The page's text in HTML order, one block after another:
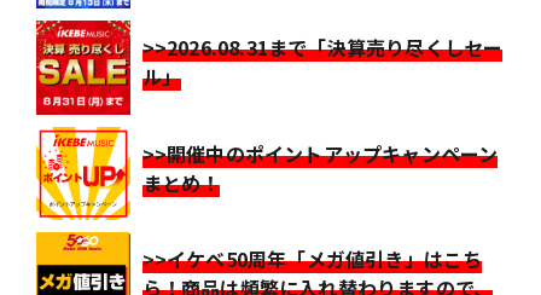
>>2026.08.31まで「決算売り尽くしセー
ル」
>>開催中のポイントアップキャンペーン
まとめ！
>>イケベ50周年「メガ値引き」はこち
ら！商品は頻繁に入れ替わりますので、